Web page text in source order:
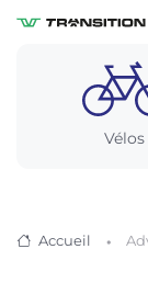
Vélos
Accueil